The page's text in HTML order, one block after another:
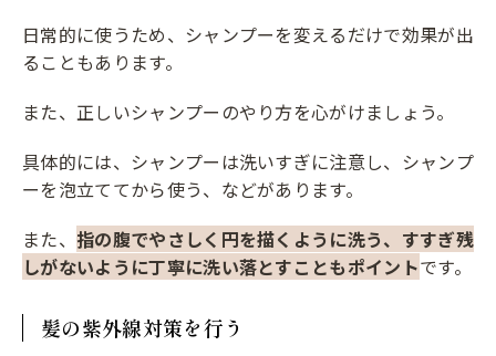
日常的に使うため、シャンプーを変えるだけで効果が出
ることもあります。
また、正しいシャンプーのやり方を心がけましょう。
具体的には、シャンプーは洗いすぎに注意し、シャンプ
ーを泡立ててから使う、などがあります。
また、 指の腹でやさしく円を描くように洗う、すすぎ残
しがないように丁寧に洗い落とすこともポイントです。
髪の紫外線対策を行う